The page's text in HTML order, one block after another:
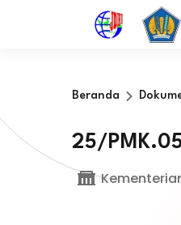
Beranda
25/